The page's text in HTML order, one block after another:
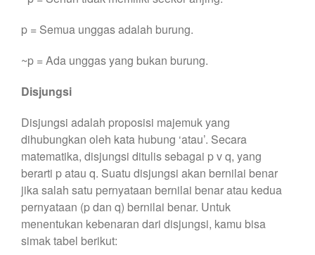
p = Semua unggas adalah burung.
~p = Ada unggas yang bukan burung.
Disjungsi
Disjungsi adalah proposisi majemuk yang
dihubungkan oleh kata hubung ‘atau’. Secara
matematika, disjungsi ditulis sebagai p v q, yang
berarti p atau q. Suatu disjungsi akan bernilai benar
jika salah satu pernyataan bernilai benar atau kedua
pernyataan (p dan q) bernilai benar. Untuk
menentukan kebenaran dari disjungsi, kamu bisa
simak tabel berikut: